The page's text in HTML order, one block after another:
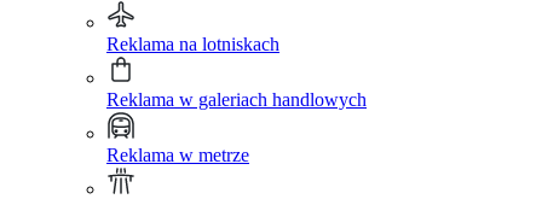
Reklama na lotniskach
Reklama w galeriach handlowych
Reklama w metrze